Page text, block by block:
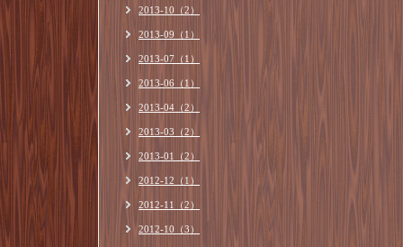
2013-10（2）
2013-09（1）
2013-07（1）
2013-06（1）
2013-04（2）
2013-03（2）
2013-01（2）
2012-12（1）
2012-11（2）
2012-10（3）